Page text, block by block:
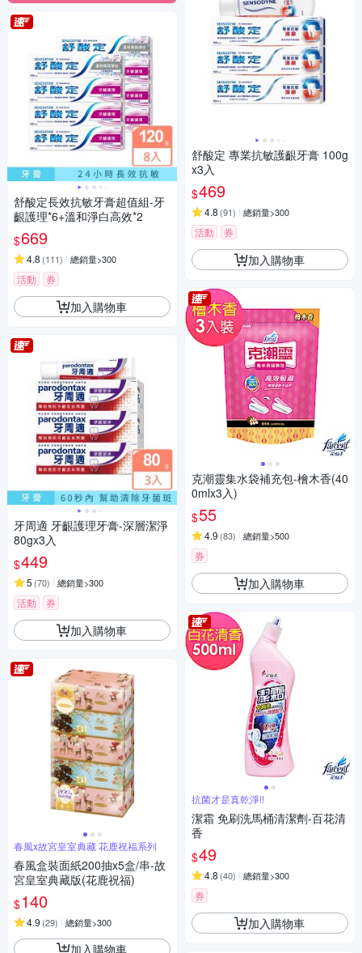
舒酸定長效抗敏牙膏超值組-牙
齦護理*6+溫和淨白高效*2
$669
4.8 (111) 總銷量>300
活動 券
加入購物車
牙周適 牙齦護理牙膏-深層潔淨
80gx3入
$449
5 (70) 總銷量>300
活動 券
加入購物車
春風x故宮皇室典藏 花鹿祝福系列
春風盒裝面紙200抽x5盒/串-故
宮皇室典藏版(花鹿祝福)
$140
4.9 (29) 總銷量>300
加入購物車
舒酸定 專業抗敏護齦牙膏 100g
x3入
$469
4.8 (91) 總銷量>300
活動 券
加入購物車
克潮靈集水袋補充包-檜木香(40
0mlx3入)
$55
4.9 (83) 總銷量>500
券
加入購物車
抗菌才是真乾淨!!
潔霜 免刷洗馬桶清潔劑-百花清
香
$49
4.8 (40) 總銷量>300
券
加入購物車